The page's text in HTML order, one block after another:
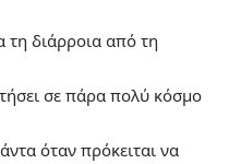
τη διάρροια από τη
σε πάρα πολύ κόσμο
όταν πρόκειται να